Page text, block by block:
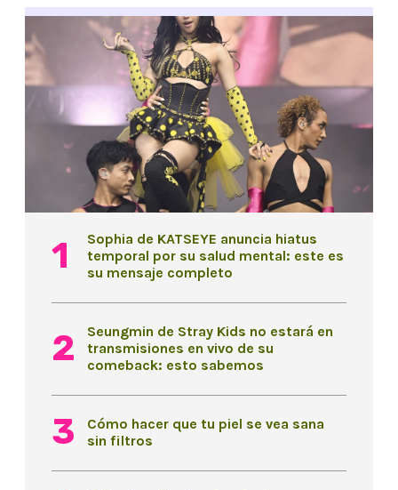
Sophia de KATSEYE anuncia hiatus
temporal por su salud mental: este es
su mensaje completo
Seungmin de Stray Kids no estará en
transmisiones en vivo de su
comeback: esto sabemos
Cómo hacer que tu piel se vea sana
sin filtros